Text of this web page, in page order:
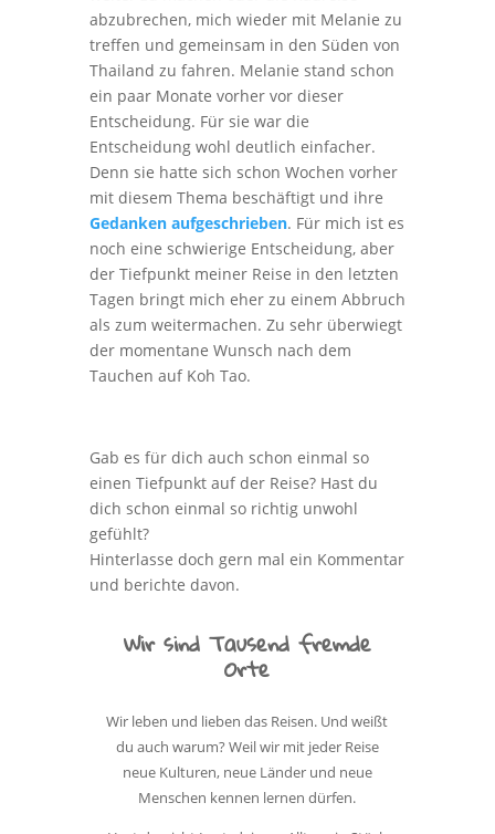
abzubrechen, mich wieder mit Melanie zu
treffen und gemeinsam in den Süden von
Thailand zu fahren. Melanie stand schon
ein paar Monate vorher vor dieser
Entscheidung. Für sie war die
Entscheidung wohl deutlich einfacher.
Denn sie hatte sich schon Wochen vorher
mit diesem Thema beschäftigt und ihre
Gedanken aufgeschrieben. Für mich ist es
noch eine schwierige Entscheidung, aber
der Tiefpunkt meiner Reise in den letzten
Tagen bringt mich eher zu einem Abbruch
als zum weitermachen. Zu sehr überwiegt
der momentane Wunsch nach dem
Tauchen auf Koh Tao.
Gab es für dich auch schon einmal so
einen Tiefpunkt auf der Reise? Hast du
dich schon einmal so richtig unwohl
gefühlt?
Hinterlasse doch gern mal ein Kommentar
und berichte davon.
Wir sind Tausend fremde
Orte
Wir leben und lieben das Reisen. Und weißt
du auch warum? Weil wir mit jeder Reise
neue Kulturen, neue Länder und neue
Menschen kennen lernen dürfen.